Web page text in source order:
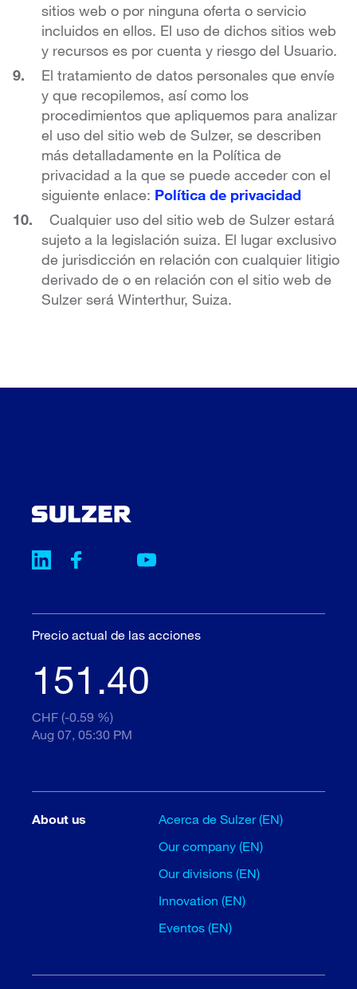
sitios web o por ninguna oferta o servicio
incluidos en ellos. El uso de dichos sitios web
y recursos es por cuenta y riesgo del Usuario.
El tratamiento de datos personales que envíe
y que recopilemos, así como los
procedimientos que apliquemos para analizar
el uso del sitio web de Sulzer, se describen
más detalladamente en la Política de
privacidad a la que se puede acceder con el
siguiente enlace: Política de privacidad
Cualquier uso del sitio web de Sulzer estará
sujeto a la legislación suiza. El lugar exclusivo
de jurisdicción en relación con cualquier litigio
derivado de o en relación con el sitio web de
Sulzer será Winterthur, Suiza.
Precio actual de las acciones
151.40
CHF (-0.59 %)
Aug 07, 05:30 PM
About us
Acerca de Sulzer (EN)
Our company (EN)
Our divisions (EN)
Innovation (EN)
Eventos (EN)